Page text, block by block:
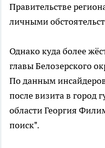
Правительстве
личными
Однако куда более
главы Белозерского
По данным
после визита в город
области Георгия
поиск".